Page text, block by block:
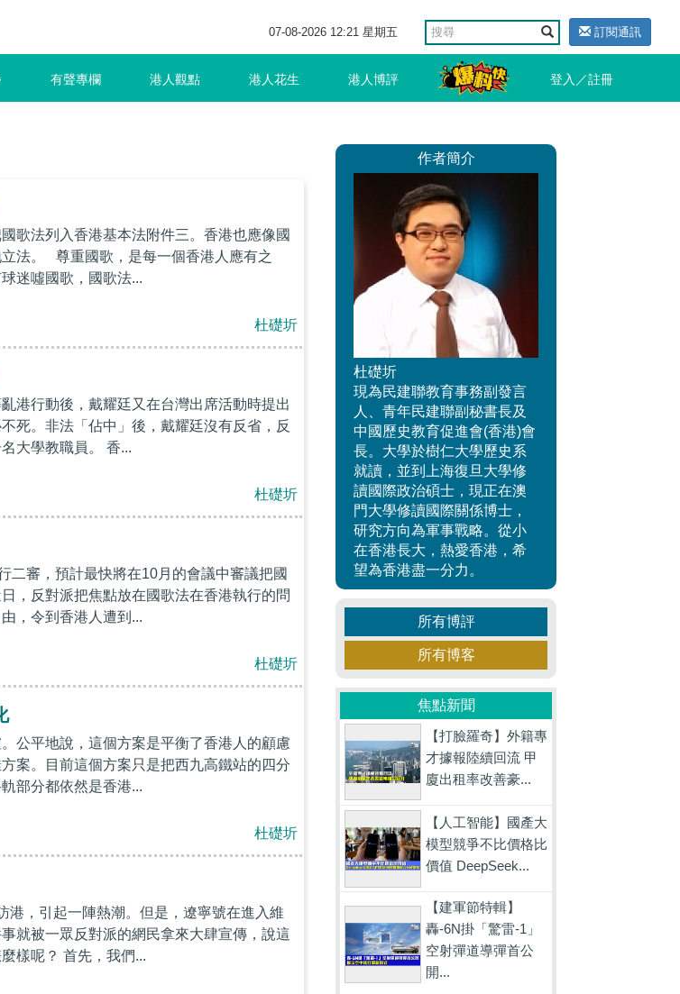
07-08-2026 12:21 星期五 訂閱通訊
有聲專欄 港人觀點 港人花生 港人博評 登入／註冊
歌法列入香港基本法附件三。香港也應像國
法。 尊重國歌，是每一個香港人應有之
迷噓國歌，國歌法...
杜礎圻
港行動後，戴耀廷又在台灣出席活動時提出
死。非法「佔中」後，戴耀廷沒有反省，反
大學教職員。 香...
杜礎圻
二審，預計最快將在10月的會議中審議把國
，反對派把焦點放在國歌法在香港執行的問
，令到香港人遭到...
杜礎圻
公平地說，這個方案是平衡了香港人的顧慮
案。目前這個方案只是把西九高鐵站的四分
部分都依然是香港...
杜礎圻
港，引起一陣熱潮。但是，遼寧號在進入維
就被一眾反對派的網民拿來大肆宣傳，說這
樣呢？ 首先，我們...
作者簡介
杜礎圻
現為民建聯教育事務副發言
人、青年民建聯副秘書長及
中國歷史教育促進會(香港)會
長。大學於樹仁大學歷史系
就讀，並到上海復旦大學修
讀國際政治碩士，現正在澳
門大學修讀國際關係博士，
研究方向為軍事戰略。從小
在香港長大，熱愛香港，希
望為香港盡一分力。
所有博評
所有博客
焦點新聞
【打臉羅奇】外籍專
才據報陸續回流 甲
廈出租率改善豪...
【人工智能】國產大
模型競爭不比價格比
價值 DeepSeek...
【建軍節特輯】
轟-6N掛「驚雷-1」
空射彈道導彈首公
開...